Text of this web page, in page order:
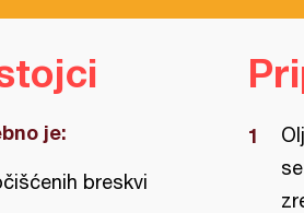
je:
breskvi